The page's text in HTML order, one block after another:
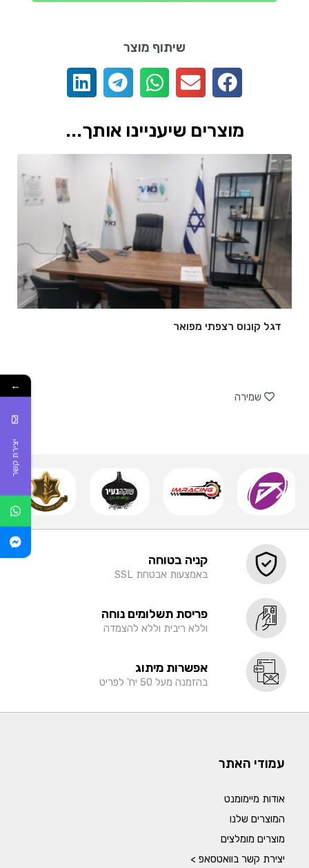
שיתוף מוצר
מוצרים שיעניינו אותך...
דגל קונוס רצפתי מפואר
שמירה
קניה בטוחה
באמצעות אבטחת SSL
פריסת תשלומים נוחה
וללא ריבית וללא להצמדה
אפשרות מיתוג
בהזמנה מעל 50 יח' לפריט
עמודי האתר
אודות מיימומנט
המוצרים שלנו
מוצרים מומלצים
יצירת קשר בוואטסאפ >
←
יצירת קשר